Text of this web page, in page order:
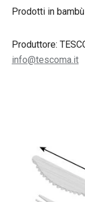
Prodotti in
Produttore:
info@tescoma.it